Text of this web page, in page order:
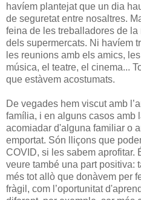
havíem plantejat que un dia
de seguretat entre nosaltres.
feina de les treballadores de
dels supermercats. Ni havíem
les reunions amb els amics,
música, el teatre, el cinema...
que estàvem acostumats.
De vegades hem viscut amb
família, i en alguns casos amb
acomiadar d'alguna familiar o
emportat. Són lliçons que
COVID, si les sabem aprofitar.
veure també una part positiva:
més tot allò que donàvem per
fràgil, com l’oportunitat